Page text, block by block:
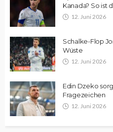
Kanada? So ist
12. Juni 2026
Schalke-Flop
Wüste
12. Juni 2026
Edin Dzeko
Fragezeichen
12. Juni 2026